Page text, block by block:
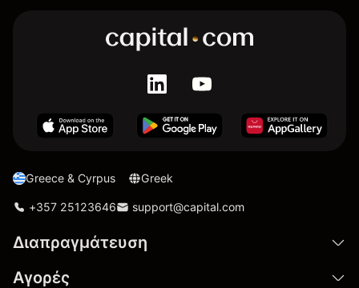
Greece & Cyrpus Greek
+357 25123646 support@capital.com
Διαπραγμάτευση
Αγορές